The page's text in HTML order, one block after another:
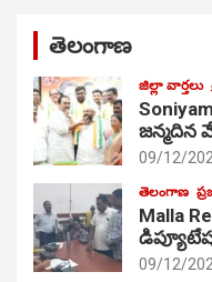
తెలంగాణ
జిల్లా వార్తలు
జ‌న్మ‌దిన
09/12/
తెలంగాణ
Malla
09/12/